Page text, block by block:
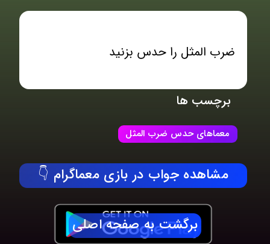
ضرب المثل را حدس بزنید
برچسب ها
معماهای حدس ضرب المثل
مشاهده جواب در بازی معماگرام 👇
برگشت به صفحه اصلی